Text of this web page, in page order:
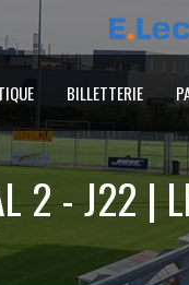
BILLETTERIE
2 - J22 |